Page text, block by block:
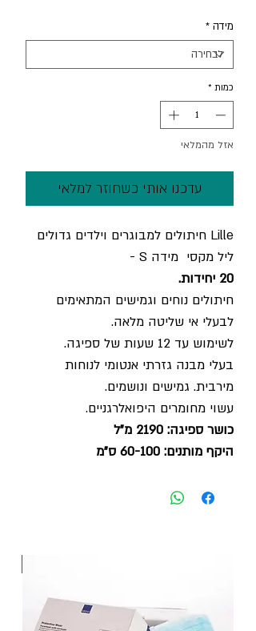
מידה *
כמות *
אזל מהמלאי
עדכנו אותי כשחוזר למלאי
Lille חיתולים למבוגרים וילדים גדולים
ליל מקסי מידה S -
20 יחידות.
חיתולים נוחים וגמישים המתאימים
לבעלי אי שליטה מלאה.
לשימוש עד 12 שעות של ספיגה
.
בעלי מבנה גזרתי אנטומי לנוחות
מירבית. גמישים ונושמים.
עשוי מחומרים היפואלרגניים.
כושר ספיגה: 2190 מ"ל
היקף מותנים: 60-100 ס"מ